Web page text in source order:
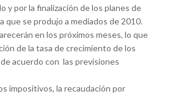
y por la finalización de los planes de
que se produjo a mediados de 2010.
en los próximos meses, lo que
de la tasa de crecimiento de los
acuerdo con las previsiones
impositivos, la recaudación por